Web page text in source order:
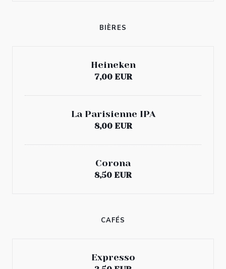
BIÈRES
Heineken
7,00 EUR
La Parisienne IPA
8,00 EUR
Corona
8,50 EUR
CAFÉS
Expresso